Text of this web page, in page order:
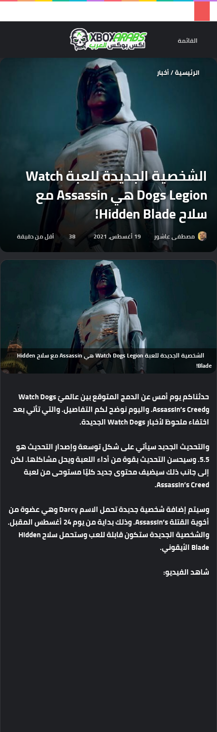
القائمة
الرئيسية/أخبار
الشخصية الجديدة للعبة Watch
Dogs Legion هي Assassin مع
سلاح Hidden Blade!
مصطفى عاشور 19 أغسطس، 2021 38 أقل من دقيقة
الشخصية الجديدة للعبة Watch Dogs Legion هي Assassin مع سلاح Hidden
Blade!
حدثناكم يوم أمس عن الدمج المتوقع بين عالميّ Watch Dogs
وAssassin’s Creed. واليوم نوضح لكم التفاصيل. والتي تأتي بعد
اختفاء ملحوظ لأخبار Watch Dogs الجديدة.
والتحديث الجديد سيأتي على شكل توسعة وإصدار التحديث هو
5.5. وسيحسن التحديث بقوة من أداء اللعبة ويحل مشاكلها. لكن
إلى جانب ذلك سيضيف محتوى جديد كليًا مستوحى من لعبة
Assassin’s Creed.
وسيتم إضافة شخصية جديدة تحمل الاسم Darcy وهي عضوة من
أخوية القتلة Assassin’s. وذلك بداية من يوم 24 أغسطس المقبل.
والشخصية الجديدة ستكون قابلة للعب وستحمل سلاح Hidden
Blade الأيقوني.
شاهد الفيديو: